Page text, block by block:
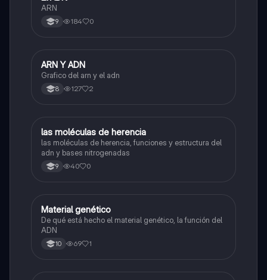
ARN
9 184 0
Biologia
ARN Y ADN
Grafico del arn y el adn
8 127 2
Biologia
las moléculas de herencia
las moléculas de herencia, funciones y estructura del
adn y bases nitrogenadas
9 40 0
Biologia
Material genético
De qué está hecho el material genético, la función del
ADN
10 69 1